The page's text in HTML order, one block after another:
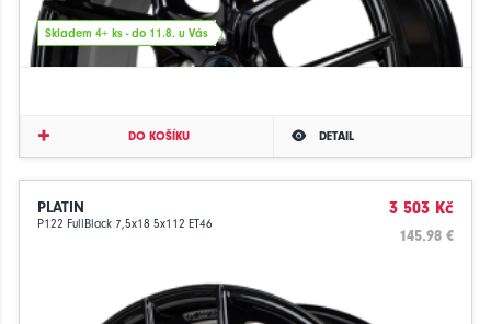
Skladem 4+ ks - do 11.8. u Vás
DO KOŠÍKU DETAIL
PLATIN
P122 FullBlack 7,5x18 5x112 ET46
3 503 Kč
145.98 €